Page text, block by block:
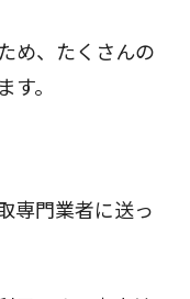
め、たくさんの
。
専門業者に送っ